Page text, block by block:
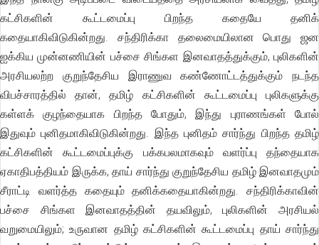
கட்சிகளின் கூட்டமைப்பு பிறந்த கதையே தனிக்
கதையாகிவிடுகின்றது. சந்திரிக்கா தலைமையிலான பொது ஜன
ஐக்கிய முன்னணியின் பச்சை சிங்கள இனவாதத்துக்கும், புலிகளின்
அரசியலற்ற குறுந்தேசிய இராணுவ கண்ணோட்டத்துக்கும் நடந்த
விபச்சாரத்தில் தான், தமிழ் கட்சிகளின் கூட்டமைப்பு புலிகளுக்கு
கள்ளக் குழந்தையாக பிறந்த போதும், இந்து புராணங்கள் போல்
இதுவும் புனிதமாகிவிடுகின்றது. இந்த புனிதம் சார்ந்து பிறந்த தமிழ்
கட்சிகளின் கூட்டமைப்புக்கு பக்கபலமாகவும் வளர்ப்பு தந்தையாக
ஏகாதிபத்தியம் இருக்க, தாய் சார்ந்து குறுந்தேசிய தமிழ் இனவாதமும்
சீராட்டி வளர்த்த கதையும் தனிக்கதையாகின்றது. சந்திரிக்காவின்
பச்சை சிங்கள இனவாதத்தின் தயவிலும், புலிகளின் அரசியல்
வறுமையிலும்; உருவான தமிழ் கட்சிகளின் கூட்டமைப்பு தாய் சார்ந்து